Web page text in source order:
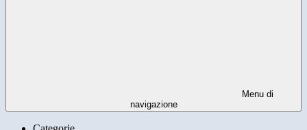
Menu di
navigazione